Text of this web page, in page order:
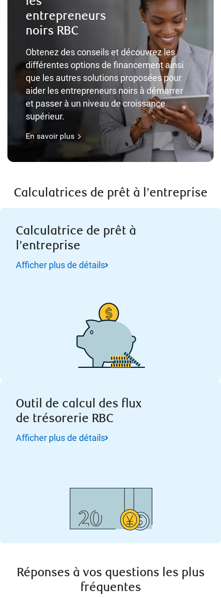
entrepreneurs
noirs RBC
Obtenez des conseils et découvrez les
différentes options de financement ainsi
que les autres solutions proposées pour
aider les entrepreneurs noirs à démarrer
et passer à un niveau de croissance
supérieur.
En savoir plus
Calculatrices de prêt à l’entreprise
Calculatrice de prêt à
l’entreprise
Afficher plus de détails
Outil de calcul des flux
de trésorerie RBC
Afficher plus de détails
Réponses à vos questions les plus
fréquentes